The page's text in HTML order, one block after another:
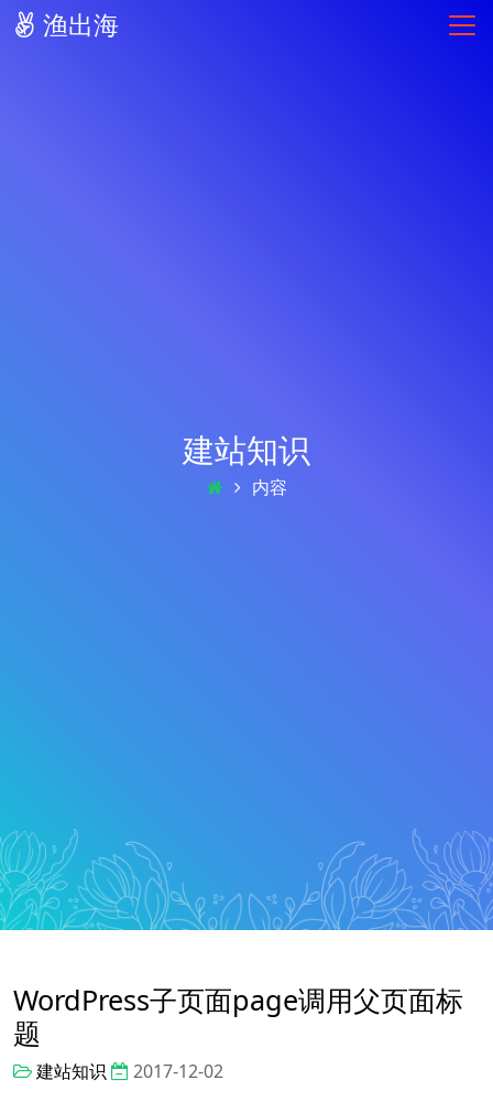
渔出海
建站知识
内容
WordPress子页面page调用父页面标
题
建站知识 2017-12-02